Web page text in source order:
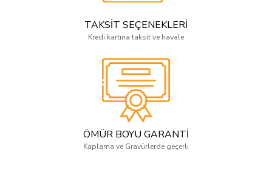
TAKSİT SEÇENEKLERİ
Kredi kartına taksit ve havale
ÖMÜR BOYU GARANTİ
Kaplama ve Gravürlerde geçerli